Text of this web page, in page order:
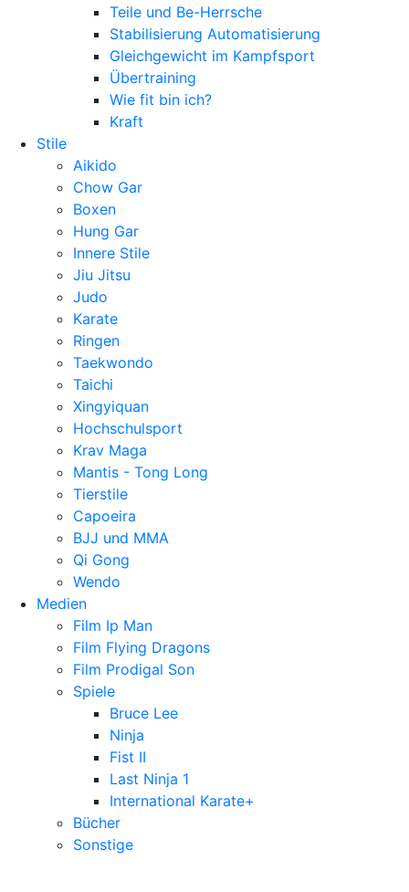
Teile und Be-Herrsche
Stabilisierung Automatisierung
Gleichgewicht im Kampfsport
Übertraining
Wie fit bin ich?
Kraft
Stile
Aikido
Chow Gar
Boxen
Hung Gar
Innere Stile
Jiu Jitsu
Judo
Karate
Ringen
Taekwondo
Taichi
Xingyiquan
Hochschulsport
Krav Maga
Mantis - Tong Long
Tierstile
Capoeira
BJJ und MMA
Qi Gong
Wendo
Medien
Film Ip Man
Film Flying Dragons
Film Prodigal Son
Spiele
Bruce Lee
Ninja
Fist II
Last Ninja 1
International Karate+
Bücher
Sonstige